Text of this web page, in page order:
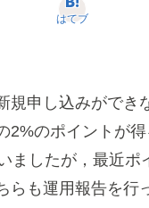
はてブ
規申し込みができ
のポイントが得
ましたが，最近ポ
も運用報告を行